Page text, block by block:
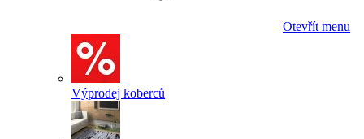
Otevřít menu
Výprodej koberců